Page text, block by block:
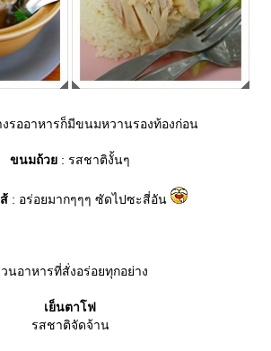
รออาหารก็มีขนมหวานรองท้องก่อน
ขนมถ้ว : รสชาติงั้นๆ
: อร่อยมากๆๆๆ ซัดไปซะสี่อัน
นอาหารที่สั่งอร่อยทุกอย่าง
เย็นตาโฟ
รสชาติจัดจ้าน